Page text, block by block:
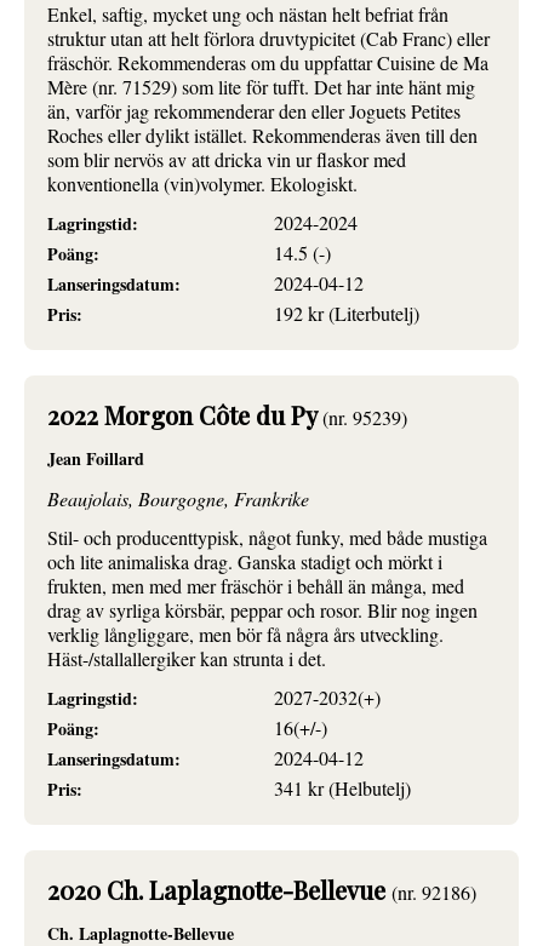
Enkel, saftig, mycket ung och nästan helt befriat från
struktur utan att helt förlora druvtypicitet (Cab Franc) eller
fräschör. Rekommenderas om du uppfattar Cuisine de Ma
Mère (nr. 71529) som lite för tufft. Det har inte hänt mig
än, varför jag rekommenderar den eller Joguets Petites
Roches eller dylikt istället. Rekommenderas även till den
som blir nervös av att dricka vin ur flaskor med
konventionella (vin)volymer. Ekologiskt.
Lagringstid:
2024-2024
Poäng:
14.5 (-)
Lanseringsdatum:
2024-04-12
Pris:
192 kr (Literbutelj)
2022 Morgon Côte du Py(nr. 95239)
Jean Foillard
Beaujolais, Bourgogne, Frankrike
Stil- och producenttypisk, något funky, med både mustiga
och lite animaliska drag. Ganska stadigt och mörkt i
frukten, men med mer fräschör i behåll än många, med
drag av syrliga körsbär, peppar och rosor. Blir nog ingen
verklig långliggare, men bör få några års utveckling.
Häst-/stallallergiker kan strunta i det.
Lagringstid:
2027-2032(+)
Poäng:
16(+/-)
Lanseringsdatum:
2024-04-12
Pris:
341 kr (Helbutelj)
2020 Ch. Laplagnotte-Bellevue (nr. 92186)
Ch. Laplagnotte-Bellevue